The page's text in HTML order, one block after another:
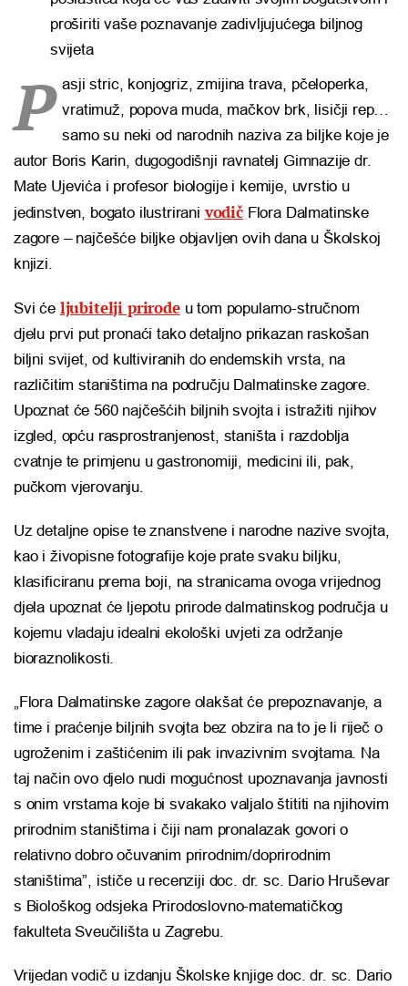
proširiti vaše poznavanje zadivljujućega biljnog
svijeta
P asji stric, konjogriz, zmijina trava, pčeloperka,
vratimuž, popova muda, mačkov brk, lisičji rep…
samo su neki od narodnih naziva za biljke koje je
autor Boris Karin, dugogodišnji ravnatelj Gimnazije dr.
Mate Ujevića i profesor biologije i kemije, uvrstio u
jedinstven, bogato ilustriranivodičFlora Dalmatinske
zagore – najčešće biljke objavljen ovih dana u Školskoj
knjizi.
Svi će ljubitelji prirodeu tom popularno-stručnom
djelu prvi put pronaći tako detaljno prikazan raskošan
biljni svijet, od kultiviranih do endemskih vrsta, na
različitim staništima na području Dalmatinske zagore.
Upoznat će 560 najčešćih biljnih svojta i istražiti njihov
izgled, opću rasprostranjenost, staništa i razdoblja
cvatnje te primjenu u gastronomiji, medicini ili, pak,
pučkom vjerovanju.
Uz detaljne opise te znanstvene i narodne nazive svojta,
kao i živopisne fotografije koje prate svaku biljku,
klasificiranu prema boji, na stranicama ovoga vrijednog
djela upoznat će ljepotu prirode dalmatinskog područja u
kojemu vladaju idealni ekološki uvjeti za održanje
bioraznolikosti.
„Flora Dalmatinske zagore olakšat će prepoznavanje, a
time i praćenje biljnih svojta bez obzira na to je li riječ o
ugroženim i zaštićenim ili pak invazivnim svojtama. Na
taj način ovo djelo nudi mogućnost upoznavanja javnosti
s onim vrstama koje bi svakako valjalo štititi na njihovim
prirodnim staništima i čiji nam pronalazak govori o
relativno dobro očuvanim prirodnim/doprirodnim
staništima”, ističe u recenziji doc. dr. sc. Dario Hruševar
s Biološkog odsjeka Prirodoslovno-matematičkog
fakulteta Sveučilišta u Zagrebu.
Vrijedan vodič u izdanju Školske knjige doc. dr. sc. Dario